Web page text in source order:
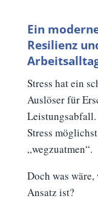
Ein
Resilienz
Stress hat ein
Auslöser für
Stress
„wegzuatmen“.
Doch was wäre,
Ansatz ist?